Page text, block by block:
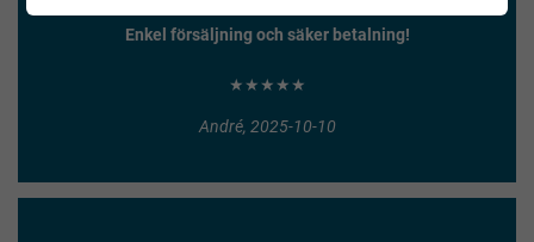
Enkel försäljning och säker betalning!
★★★★★
André, 2025-10-10